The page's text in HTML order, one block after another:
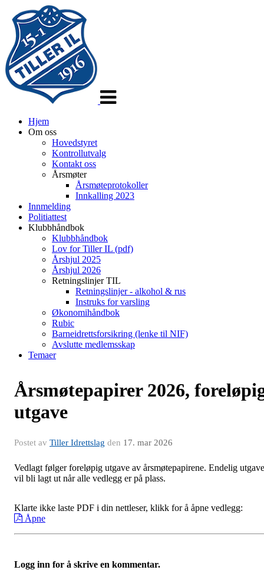
Hjem
Om oss
Hovedstyret
Kontrollutvalg
Kontakt oss
Årsmøter
Årsmøteprotokoller
Innkalling 2023
Innmelding
Politiattest
Klubbhåndbok
Klubbhåndbok
Lov for Tiller IL (pdf)
Årshjul 2025
Årshjul 2026
Retningslinjer TIL
Retningslinjer - alkohol & rus
Instruks for varsling
Økonomihåndbok
Rubic
Barneidrettsforsikring (lenke til NIF)
Avslutte medlemsskap
Temaer
Årsmøtepapirer 2026,
utgave
Postet av Tiller Idrettslag den 17. mar 2026
Vedlagt følger foreløpig utgave av årsmøtepapirene. Endelig utgave
vil bli lagt ut når alle vedlegg er på plass.
Klarte ikke laste PDF i din nettleser, klikk for å åpne vedlegg:
Åpne
Logg inn for å skrive en kommentar.